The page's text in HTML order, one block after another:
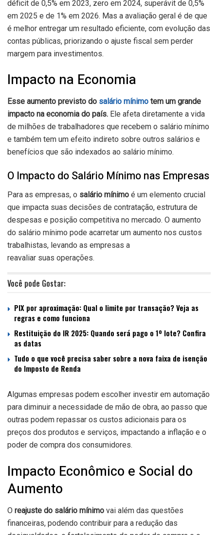
déficit de 0,5% em 2023, zero em 2024, superávit de 0,5%
em 2025 e de 1% em 2026. Mas a avaliação geral é de que
é melhor entregar um resultado eficiente, com evolução das
contas públicas, priorizando o ajuste fiscal sem perder
margem para investimentos.
Impacto na Economia
Esse aumento previsto do salário mínimo tem um grande
impacto na economia do país. Ele afeta diretamente a vida
de milhões de trabalhadores que recebem o salário mínimo
e também tem um efeito indireto sobre outros salários e
benefícios que são indexados ao salário mínimo.
O Impacto do Salário Mínimo nas Empresas
Para as empresas, o salário mínimo é um elemento crucial
que impacta suas decisões de contratação, estrutura de
despesas e posição competitiva no mercado. O aumento
do salário mínimo pode acarretar um aumento nos custos
trabalhistas, levando as empresas a
reavaliar suas operações.
Você pode Gostar:
PIX por aproximação: Qual o limite por transação? Veja as
regras e como funciona
Restituição do IR 2025: Quando será pago o 1º lote? Confira
as datas
Tudo o que você precisa saber sobre a nova faixa de isenção
do Imposto de Renda
Algumas empresas podem escolher investir em automação
para diminuir a necessidade de mão de obra, ao passo que
outras podem repassar os custos adicionais para os
preços dos produtos e serviços, impactando a inflação e o
poder de compra dos consumidores.
Impacto Econômico e Social do
Aumento
O reajuste do salário mínimo vai além das questões
financeiras, podendo contribuir para a redução das